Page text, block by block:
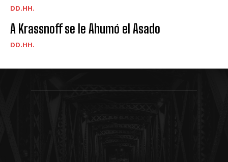
DD.HH.
A Krassnoff se le Ahumó el Asado
DD.HH.